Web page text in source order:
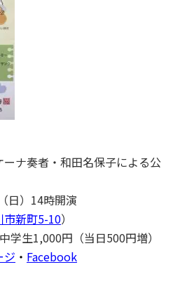
ナ奏者・和田名保子による公
日）14時開演
市新町5-10）
学生1,000円（当日500円増）
ジ ・ Facebook